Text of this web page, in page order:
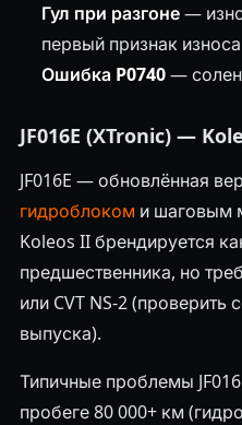
Гул при разгоне—
первый признак
Ошибка P0740—
JF016E (XTronic) —
JF016E — обновлённая
гидроблоком и шаговым
Koleos II брендируется
предшественника, но
или CVT NS-2 (проверить
выпуска).
Типичные проблемы
пробеге 80 000+ км